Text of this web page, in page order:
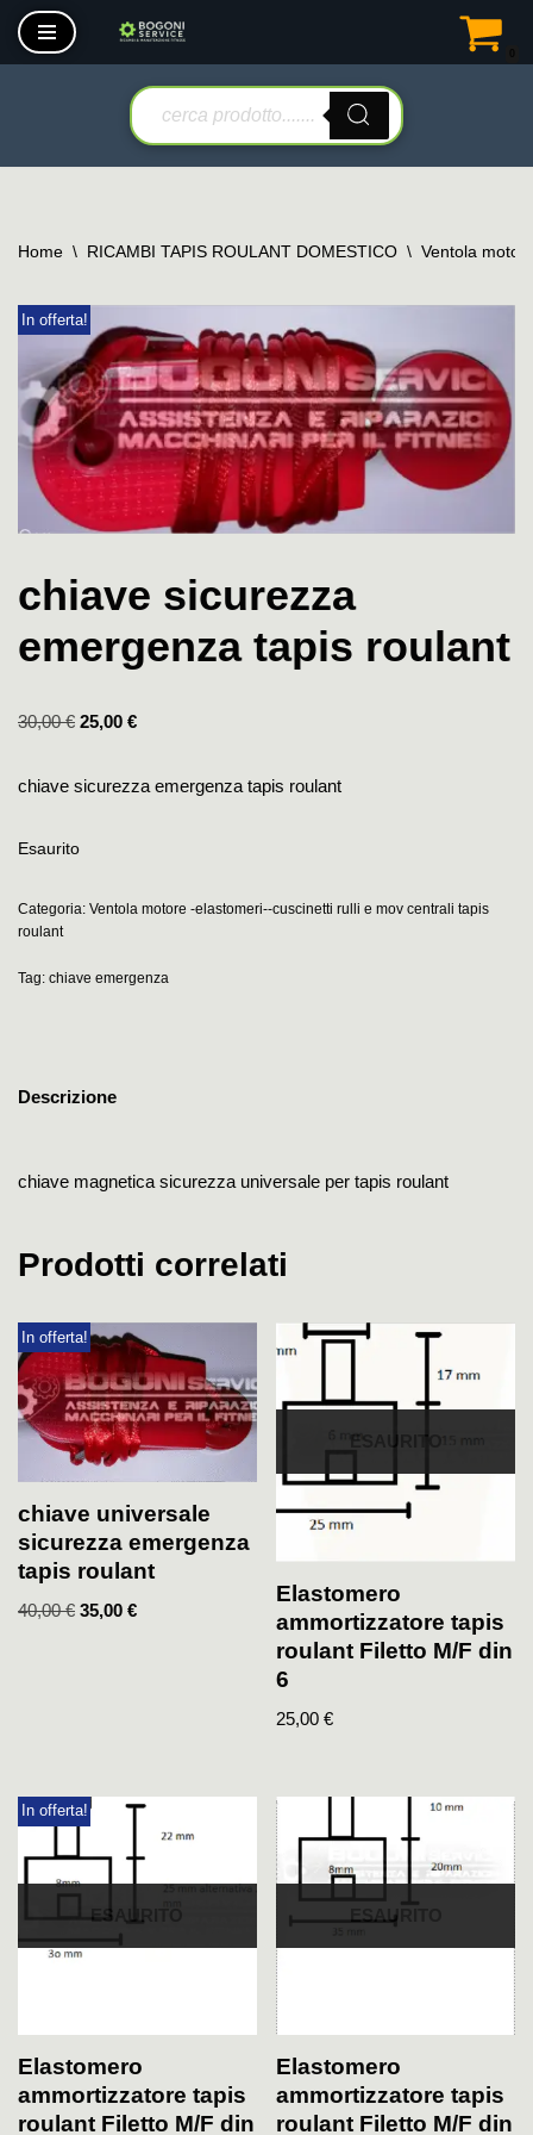
Vai
Home \ RICAMBI TAPIS ROULANT DOMESTICO \ Ventola
In offerta!
chiave sicurezza
emergenza tapis roulant
30,00€ 25,00 €
chiave sicurezza emergenza tapis roulant
Esaurito
Categoria: Ventola motore -elastomeri--cuscinetti rulli e mov centrali tapis
roulant
Tag: chiave emergenza
Descrizione
chiave magnetica sicurezza universale per tapis roulant
Prodotti correlati
In offerta!
chiave universale
sicurezza emergenza
tapis roulant
40,00€ 35,00 €
ESAURITO
Elastomero
ammortizzatore tapis
roulant Filetto M/F din
6
25,00€
ESAURITO
In offerta!
Elastomero
ammortizzatore tapis
roulant Filetto M/F din
ESAURITO
Elastomero
ammortizzatore tapis
roulant Filetto M/F din